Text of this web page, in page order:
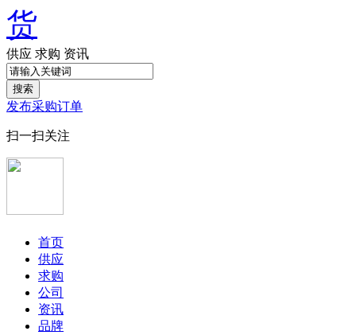
供应 求购 资讯
搜索
发布采购订单
扫一扫关注
首页
供应
求购
公司
资讯
品牌